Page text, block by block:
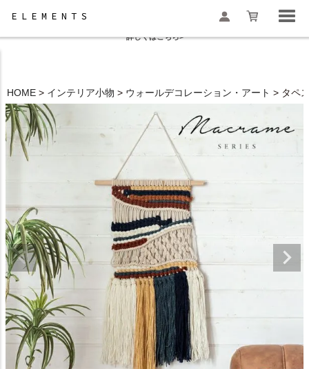
検索
夏季休業と一部地域配送遅延のお知らせ
詳しくはこちら>
HOME インテリア小物 ウォールデコレーション・アート タペ